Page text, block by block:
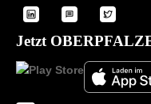
Jetzt